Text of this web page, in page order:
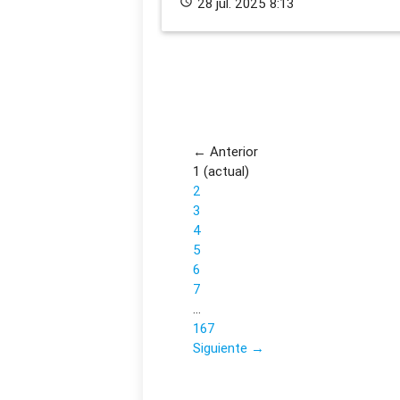
← Anterior
1 (actual)
2
3
4
5
6
7
167
Siguiente →